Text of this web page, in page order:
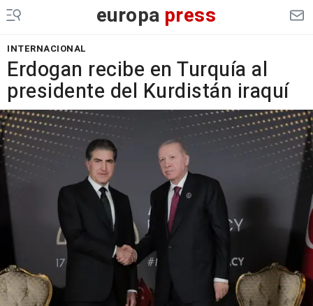
europa press
INTERNACIONAL
Erdogan recibe en Turquía al
presidente del Kurdistán iraquí